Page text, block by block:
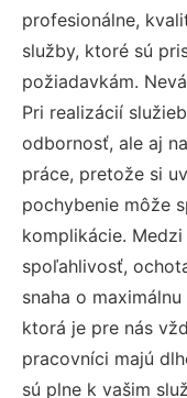
profesionálne,
služby, ktoré sú
požiadavkám.
Pri realizácií
odbornosť, ale aj
práce, pretože si
pochybenie môže
komplikácie.
spoľahlivosť,
snaha o
ktorá je pre nás
pracovníci majú
sú plne k vašim